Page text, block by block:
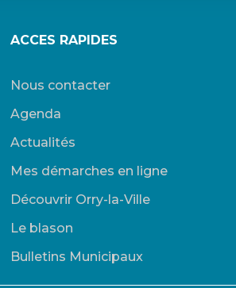
ACCES RAPIDES
Nous contacter
Agenda
Actualités
Mes démarches en ligne
Découvrir Orry-la-Ville
Le blason
Bulletins Municipaux